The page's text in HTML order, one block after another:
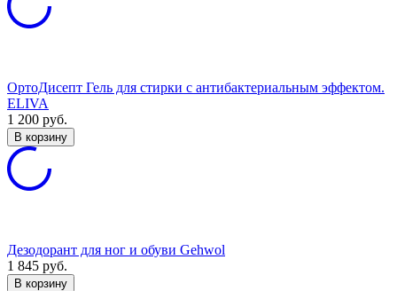
ОртоДисепт Гель для стирки с антибактериальным эффектом.
ELIVA
1 200 руб.
В корзину
Дезодорант для ног и обуви Gehwol
1 845 руб.
В корзину